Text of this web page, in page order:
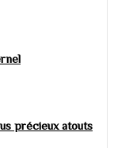
précieux atouts